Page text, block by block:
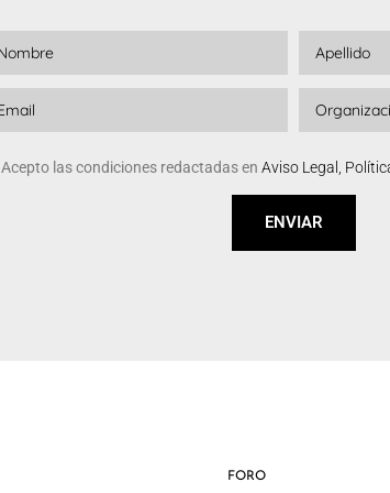
Acepto las condiciones redactadas en Aviso Legal,
ENVIAR
FORO